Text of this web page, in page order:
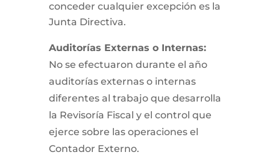
conceder cualquier excepción es la
Junta Directiva.
Auditorías Externas o Internas:
No se efectuaron durante el año
auditorías externas o internas
diferentes al trabajo que desarrolla
la Revisoría Fiscal y el control que
ejerce sobre las operaciones el
Contador Externo.